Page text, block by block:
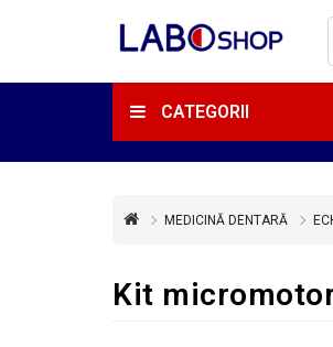
CATEGORII
MEDICINĂ DENTARĂ
Kit